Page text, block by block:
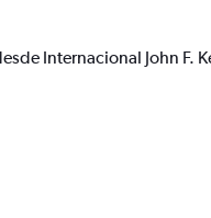
Internacional John F.